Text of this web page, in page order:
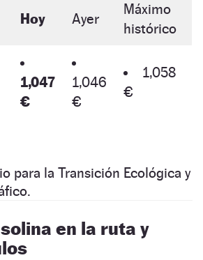
Hoy Ayer
Máximo
histórico
1,047
€
1,046
€
1,058
€
para la Transición Ecológica y
en la ruta y